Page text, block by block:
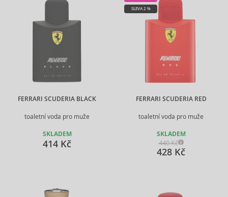
FERRARI SCUDERIA BLACK
toaletní voda pro muže
SKLADEM
414 Kč
FERRARI SCUDERIA RED
toaletní voda pro muže
SLEVA 2 %
SKLADEM
440 Kč
428 Kč